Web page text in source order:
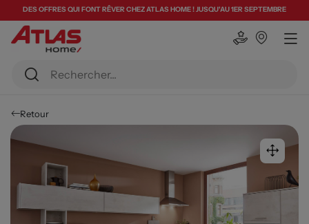
DES OFFRES QUI FONT RÊVER CHEZ ATLAS HOME ! JUSQU'AU 1ER SEPTEMBRE
Retour